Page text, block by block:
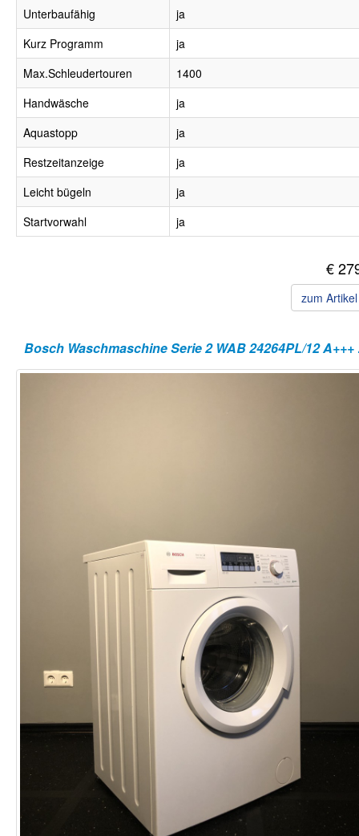
Unterbaufähig
ja
Kurz Programm
ja
Max.Schleudertouren
1400
Handwäsche
ja
Aquastopp
ja
Restzeitanzeige
ja
Leicht bügeln
ja
Startvorwahl
ja
€
zum